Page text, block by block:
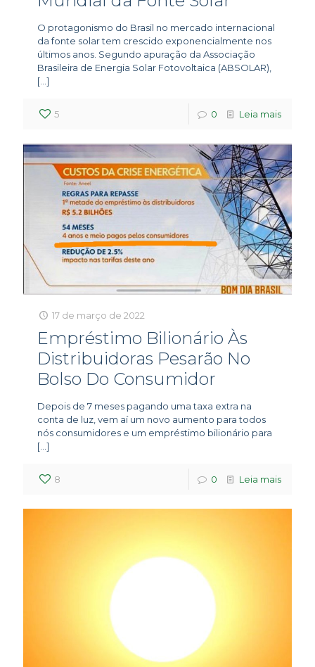
O protagonismo do Brasil no mercado internacional
da fonte solar tem crescido exponencialmente nos
últimos anos. Segundo apuração da Associação
Brasileira de Energia Solar Fotovoltaica (ABSOLAR),
[…]
5 0 Leia mais
17 de março de 2022
Empréstimo Bilionário Às
Distribuidoras Pesarão No
Bolso Do Consumidor
Depois de 7 meses pagando uma taxa extra na
conta de luz, vem aí um novo aumento para todos
nós consumidores e um empréstimo bilionário para
[…]
8 0 Leia mais